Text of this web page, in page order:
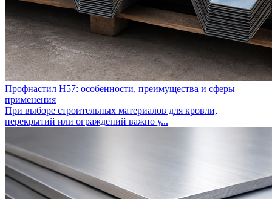
Профнастил Н57: особенности, преимущества и сферы
применения
При выборе строительных материалов для кровли,
перекрытий или ограждений важно у...